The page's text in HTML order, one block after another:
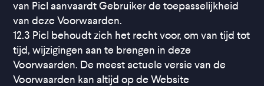
van Picl aanvaardt Gebruiker de toepasselijkheid
van deze Voorwaarden.
12.3 Picl behoudt zich het recht voor, om van tijd tot
tijd, wijzigingen aan te brengen in deze
Voorwaarden. De meest actuele versie van de
Voorwaarden kan altijd op de Website